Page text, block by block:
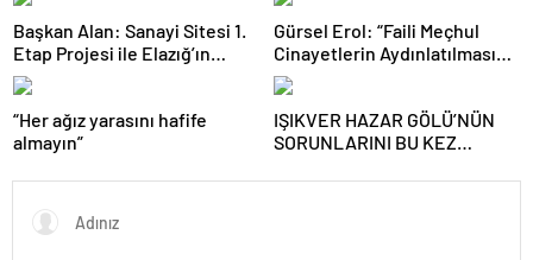
Başkan Alan: Sanayi Sitesi 1.
Etap Projesi ile Elazığ’ın
Üretim Gücü Daha da Artacak”
Gürsel Erol: “Faili Meçhul
Cinayetlerin Aydınlatılması
Türkiye İçin Tarihi Bir
Sorumluluktur”
“Her ağız yarasını hafife
almayın”
IŞIKVER HAZAR GÖLÜ’NÜN
SORUNLARINI BU KEZ
BAKANLIĞI GÜNDEMİNE